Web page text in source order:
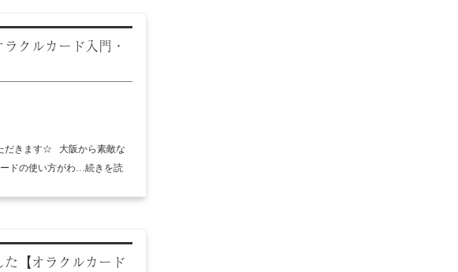
クルカード入門・
だきます☆ 大阪から素敵な
ドの使い方がわ…続きを読
【オラクルカード